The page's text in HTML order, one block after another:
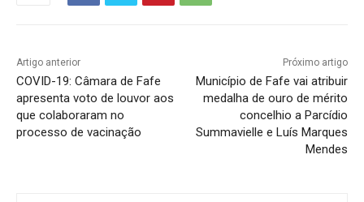
Artigo anterior
COVID-19: Câmara de Fafe
apresenta voto de louvor aos
que colaboraram no
processo de vacinação
Próximo artigo
Município de Fafe vai atribuir
medalha de ouro de mérito
concelhio a Parcídio
Summavielle e Luís Marques
Mendes